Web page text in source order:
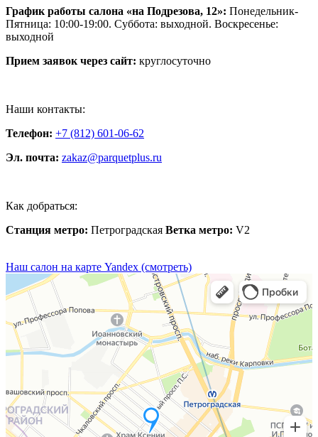
График работы салона «на Подрезова, 12»: Понедельник-
Пятница: 10:00-19:00. Суббота: выходной. Воскресенье:
выходной
Прием заявок через сайт: круглосуточно
Наши контакты:
Телефон: +7 (812) 601-06-62
Эл. почта: zakaz@parquetplus.ru
Как добраться:
Станция метро: Петроградская Ветка метро: V2
Наш салон на карте Yandex (смотреть)